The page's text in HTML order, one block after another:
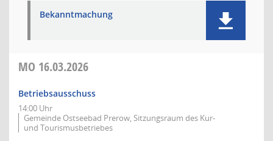
Bekanntmachung
MO 16.03.2026
Betriebsausschuss
14:00 Uhr
Gemeinde Ostseebad Prerow, Sitzungsraum des Kur-
und Tourismusbetriebes